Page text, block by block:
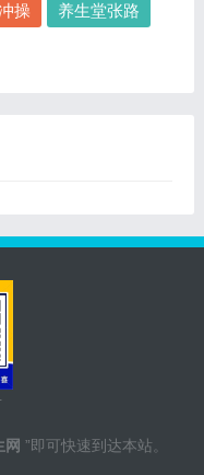
操 养生堂张路
网 ”即可快速到达本站。